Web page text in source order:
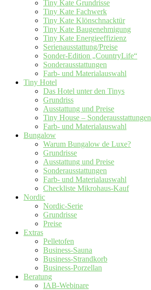
Tiny Kate Grundrisse
Tiny Kate Fachwerk
Tiny Kate Klönschnacktür
Tiny Kate Baugenehmigung
Tiny Kate Energieeffizienz
Serienausstattung/Preise
Sonder-Edition „CountryLife“
Sonderausstattungen
Farb- und Materialauswahl
Tiny Hotel
Das Hotel unter den Tinys
Grundriss
Ausstattung und Preise
Tiny House – Sonderausstattungen
Farb- und Materialauswahl
Bungalow
Warum Bungalow de Luxe?
Grundrisse
Ausstattung und Preise
Sonderausstattungen
Farb- und Materialauswahl
Checkliste Mikrohaus-Kauf
Nordic
Nordic-Serie
Grundrisse
Preise
Extras
Pelletofen
Business-Sauna
Business-Strandkorb
Business-Porzellan
Beratung
IAB-Webinare